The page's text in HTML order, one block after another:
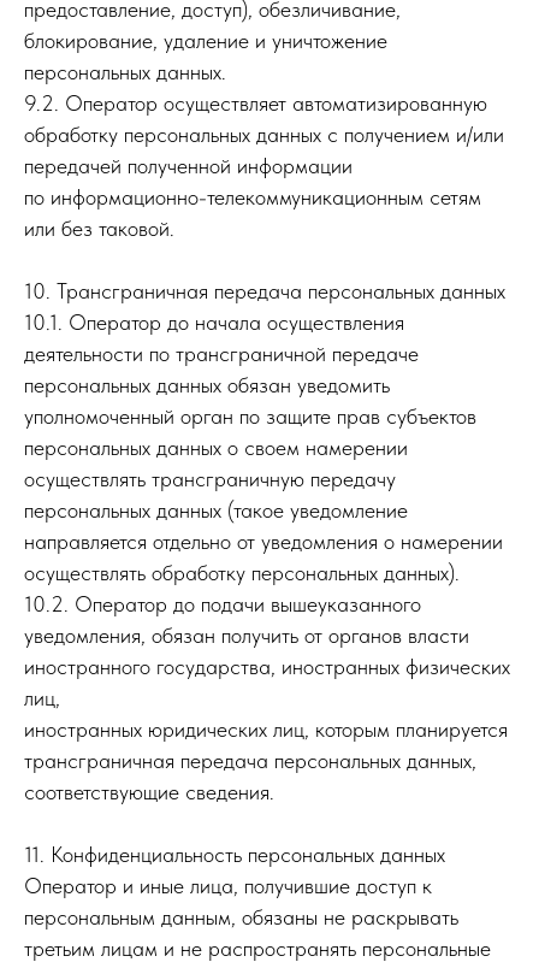
предоставление, доступ), обезличивание,
блокирование, удаление и уничтожение
персональных данных.
9.2. Оператор осуществляет автоматизированную
обработку персональных данных с получением и/или
передачей полученной информации
по информационно-телекоммуникационным сетям
или без таковой.
10. Трансграничная передача персональных данных
10.1. Оператор до начала осуществления
деятельности по трансграничной передаче
персональных данных обязан уведомить
уполномоченный орган по защите прав субъектов
персональных данных о своем намерении
осуществлять трансграничную передачу
персональных данных (такое уведомление
направляется отдельно от уведомления о намерении
осуществлять обработку персональных данных).
10.2. Оператор до подачи вышеуказанного
уведомления, обязан получить от органов власти
иностранного государства, иностранных физических
лиц,
иностранных юридических лиц, которым планируется
трансграничная передача персональных данных,
соответствующие сведения.
11. Конфиденциальность персональных данных
Оператор и иные лица, получившие доступ к
персональным данным, обязаны не раскрывать
третьим лицам и не распространять персональные